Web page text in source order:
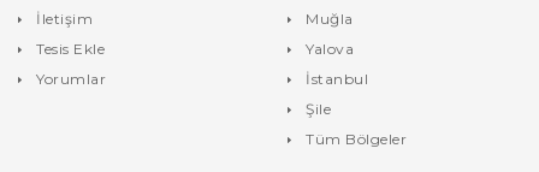
İletişim
Tesis Ekle
Yorumlar
Muğla
Yalova
İstanbul
Şile
Tüm Bölgeler